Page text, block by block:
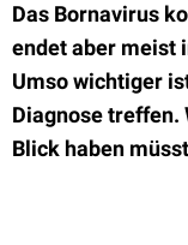
Das Bornavirus
endet aber meist
Umso wichtiger
Diagnose treffen.
Blick haben